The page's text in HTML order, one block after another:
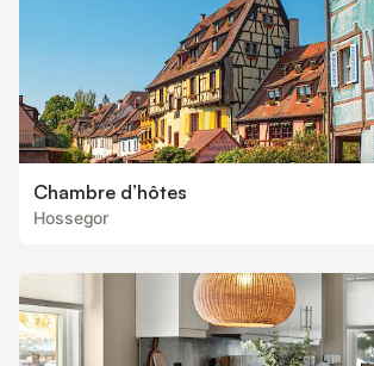
Chambre d’hôtes
Hossegor